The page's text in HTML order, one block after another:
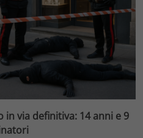
via definitiva: 14 anni e 9